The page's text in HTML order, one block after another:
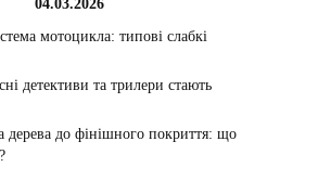
04.03.2026
мотоцикла: типові слабкі
детективи та трилери стають
дерева до фінішного покриття: що